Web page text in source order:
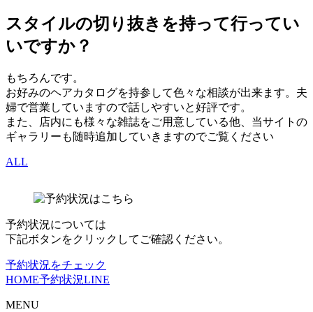
スタイルの切り抜きを持って行ってい
いですか？
もちろんです。
お好みのヘアカタログを持参して色々な相談が出来ます。夫
婦で営業していますので話しやすいと好評です。
また、店内にも様々な雑誌をご用意している他、当サイトの
ギャラリーも随時追加していきますのでご覧ください
ALL
予約状況については
下記ボタンをクリックしてご確認ください。
予約状況をチェック
HOME予約状況LINE
MENU